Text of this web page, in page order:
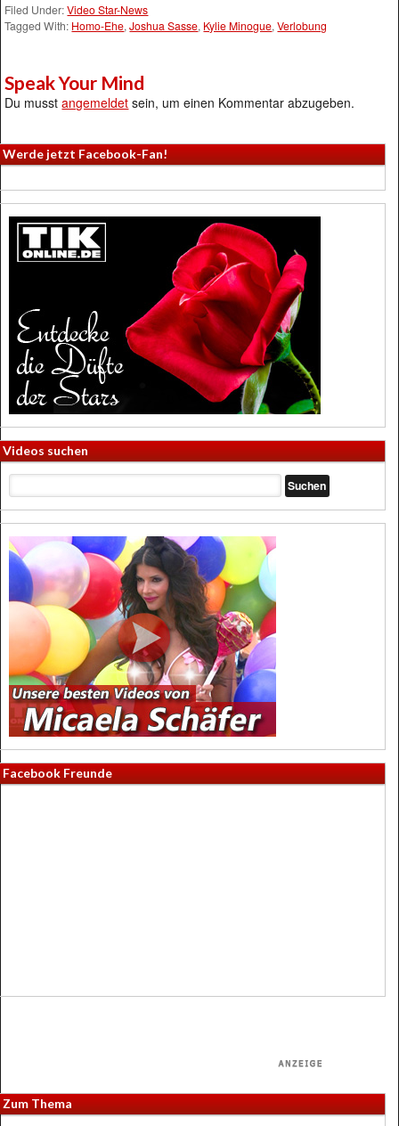
Filed Under:Video Star-News
Tagged With: Homo-Ehe,Joshua Sasse, Kylie Minogue,Verlobung
Speak Your Mind
Du musstangemeldet sein, um einen Kommentar abzugeben.
Werde jetzt Facebook-Fan!
Videos suchen
Facebook Freunde
Zum Thema